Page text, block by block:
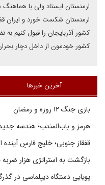
ارمنستان ایستاد ولی با
ارمنستان شکست خورد و ایران
کشور آذربایجان را قبول کنیم به
کشور خودمون از داخل دچار
آخرین خبرها
بازی جنگ ۱۲ روزه و رمضان
هرمز و باب‌المندب؛ هندسه
قفقاز جنوبی؛ خلیج فارسِ آینده
بازگشت به استراتژی هزار ضربه
پویایی دستگاه دیپلماسی در